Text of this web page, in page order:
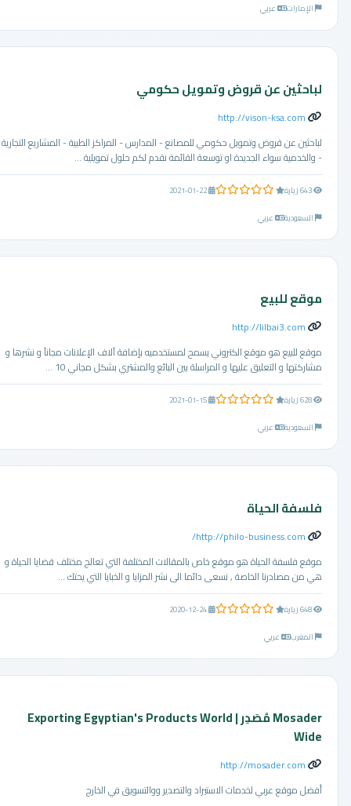
الإمارات
عربي
لباحثين عن قروض وتمويل حكومي
http://vison-ksa.com
لباحثين عن قروض وتمويل حكومي للمصانع - المدارس - المراكز الطبية - المشاريع التجارية
- والخدمية سواء الجديدة او توسعة القائمة نقدم لكم حلول تمويلية ...
0.0 من 5 نجوم
2021-01-22
السعودية
عربي
موقع للبيع
http://lilbai3.com
موقع للبيع هو موقع الكتروني يسمح لمستخدميه بإضافة آلاف الإعلانات مجانآ و نشرها و
مشاركتها و التعليق عليها و المراسلة بين البائع والمشتري بشكل مجاني 10 ...
0.0 من 5 نجوم
2021-01-15
السعودية
عربي
فلسفة الحياة
http://philo-business.com/
موقع فلسفة الحياة هو موقع خاص بالمقالات المختلفة التي تعالج مختلف قضايا الحياة و
هي من مصادرنا الخاصة , نسعى دائما الى نشر المزايا و الخبايا التي يحتك ...
0.0 من 5 نجوم
2020-12-24
المغرب
عربي
Mosader مُصَدِر | Exporting Egyptian's Products World
Wide
http://mosader.com
أفضل موقع عربي لخدمات الاستيراد والتصدير ووالتسويق في الخارج